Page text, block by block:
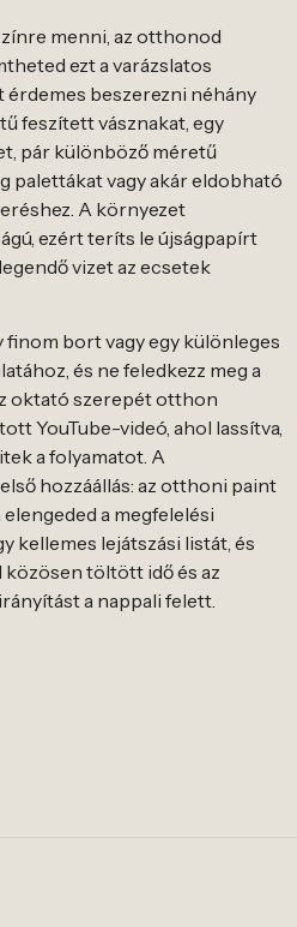
menni, az otthonod
ezt a varázslatos
érdemes beszerezni néhány
feszített vásznakat, egy
pár különböző méretű
palettákat vagy akár eldobható
A környezet
ezért teríts le újságpapírt
vizet az ecsetek
finom bort vagy egy különleges
és ne feledkezz meg a
oktató szerepét otthon
YouTube-videó, ahol lassítva,
a folyamatot. A
hozzáállás: az otthoni paint
a megfelelési
kellemes lejátszási listát, és
közösen töltött idő és az
a nappali felett.